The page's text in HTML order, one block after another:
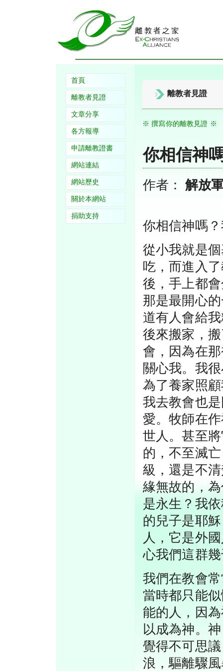
首頁
離教者見證
文章分享
各方報導
申請離教證書
網站連結
網站歷史
關於本網站
捐助支持
離教者見證
※ 撰寫你的離教見證 ※
你相信神
作者： 解放
你相信神嗎
從小我就是
吃，而進入
後，手上都
那是最開心
道有人會給
後來搬家，
會，因為在
關心我。我
為了養家照
我去教會也
愛。牧師在
世人。甚至
的，不至滅
級，還是不
緣無故的，
是永生？我
的兒子是耶
人，它是外
心我們這群
我們在教會
當時都只能
能的人，因
以成為神。
覺得不可思
浪，驅離驟